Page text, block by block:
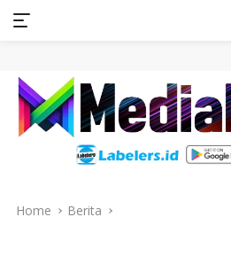
Skip
content
Home Berita